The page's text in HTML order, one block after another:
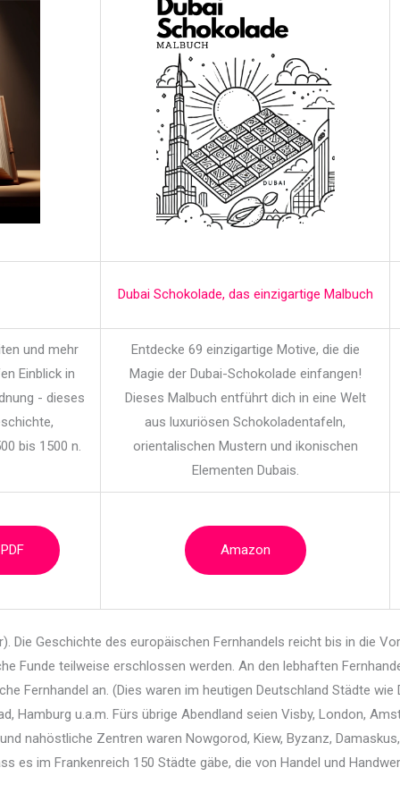
Dubai Schokolade, das einzigartige Malbuch
und mehr
Einblick in
- dieses
bis 1500 n.
Entdecke 69 einzigartige Motive, die die
Magie der Dubai-Schokolade einfangen!
Dieses Malbuch entführt dich in eine Welt
aus luxuriösen Schokoladentafeln,
orientalischen Mustern und ikonischen
Elementen Dubais.
Amazon
Die Geschichte des europäischen Fernhandelsreicht bis in die
Funde teilweise erschlossen werden. An den lebhaften
Fernhandel an. (Dies waren im heutigen Deutschland Städte wie
Hamburg u.a.m. Fürs übrige Abendland seien Visby, London,
nahöstliche Zentren waren Nowgorod, Kiew, Byzanz,
es im Frankenreich 150 Städte gäbe, die von Handel und